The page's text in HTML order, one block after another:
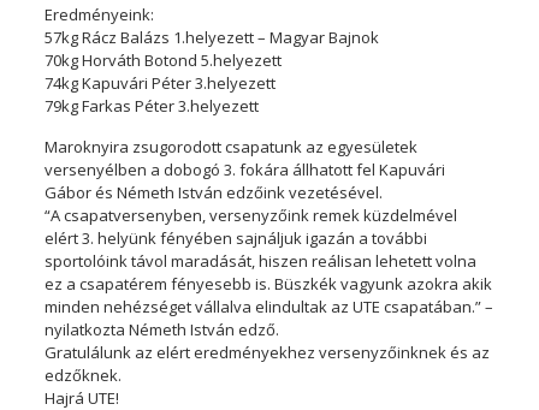
Eredményeink:
57kg Rácz Balázs 1.helyezett – Magyar Bajnok
70kg Horváth Botond 5.helyezett
74kg Kapuvári Péter 3.helyezett
79kg Farkas Péter 3.helyezett
Maroknyira zsugorodott csapatunk az egyesületek
versenyélben a dobogó 3. fokára állhatott fel Kapuvári
Gábor és Németh István edzőink vezetésével.
“A csapatversenyben, versenyzőink remek küzdelmével
elért 3. helyünk fényében sajnáljuk igazán a további
sportolóink távol maradását, hiszen reálisan lehetett volna
ez a csapatérem fényesebb is. Büszkék vagyunk azokra akik
minden nehézséget vállalva elindultak az UTE csapatában.” –
nyilatkozta Németh István edző.
Gratulálunk az elért eredményekhez versenyzőinknek és az
edzőknek.
Hajrá UTE!